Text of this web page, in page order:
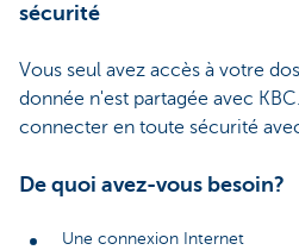
sécurité
Vous seul avez accès à votre
donnée n'est partagée avec
connecter en toute sécurité
De quoi avez-vous besoin?
Une connexion Internet